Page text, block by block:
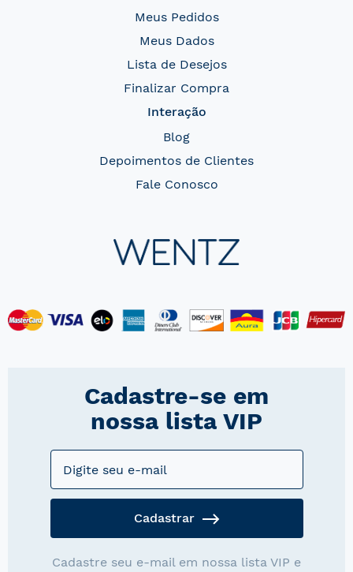
Meus Pedidos
Meus Dados
Lista de Desejos
Finalizar Compra
Interação
Blog
Depoimentos de Clientes
Fale Conosco
Cadastre-se em
nossa lista VIP
Cadastrar
Cadastre seu e-mail em nossa lista VIP e